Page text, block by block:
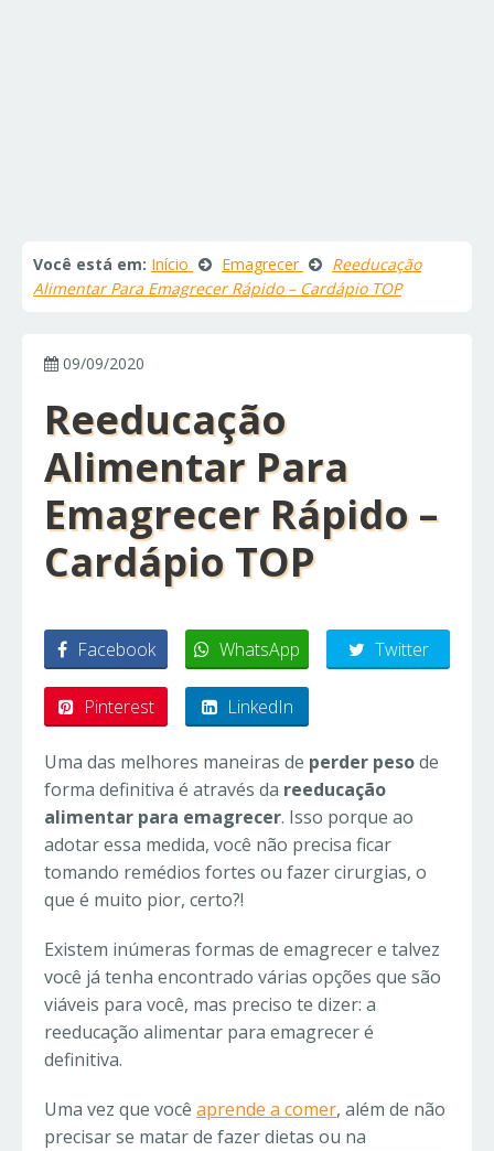
Você está em: Início Emagrecer
Reeducação
Alimentar Para Emagrecer Rápido – Cardápio TOP
09/09/2020
Reeducação
Alimentar Para
Emagrecer Rápido –
Cardápio TOP
Facebook WhatsApp Twitter
Pinterest LinkedIn
Uma das melhores maneiras de perder pesode
forma definitiva é através da reeducação
alimentar para emagrecer. Isso porque ao
adotar essa medida, você não precisa ficar
tomando remédios fortes ou fazer cirurgias, o
que é muito pior, certo?!
Existem inúmeras formas de emagrecer e talvez
você já tenha encontrado várias opções que são
viáveis para você, mas preciso te dizer: a
reeducação alimentar para emagrecer é
definitiva.
Uma vez que você aprende a comer, além de não
precisar se matar de fazer dietas ou na